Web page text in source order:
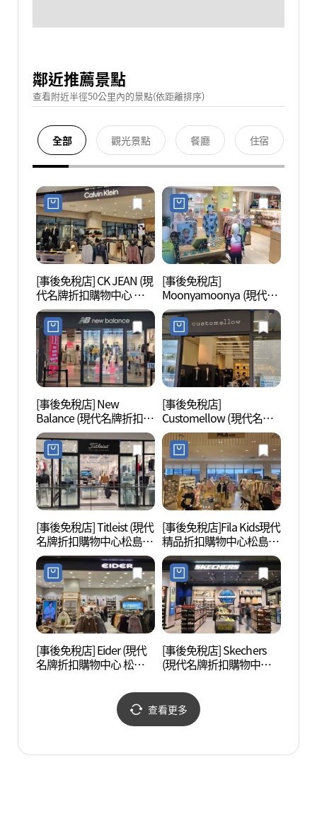
鄰近推薦景點
查看附近半徑50公里內的景點(依距離排序)
全部 觀光景點 餐廳 住宿
[事後免稅店] CK JEAN (現
代名牌折扣購物中心 松
島店)(CK진 현대프리미엄
아울렛 송도점)
[事後免稅店]
Moonyamoonya (現代名
牌折扣購物中心松島店)
(무냐무냐 현대프리미엄
아울렛 송도점)
[事後免稅店] New
Balance (現代名牌折扣購
物中心 松島店)(뉴발란스
현대프리미엄아울렛 송
도점)
[事後免稅店]
Customellow (現代名牌
折扣購物中心 松島店)(커
스텀멜로우 현대프리미
엄아울렛 송도점)
[事後免稅店] Titleist (現代
名牌折扣購物中心松島
店)(타이틀리스트 현대프
리미엄아울렛 송도점)
[事後免稅店]Fila Kids現代
精品折扣購物中心松島店
(휠라키즈 현대프리미엄
아울렛 송도점)
[事後免稅店] Eider (現代
名牌折扣購物中心 松島
[事後免稅店] Skechers
(現代名牌折扣購物中心
리미엄아울렛 송도점)
查看更多